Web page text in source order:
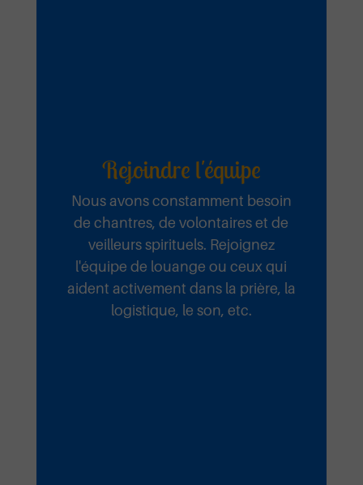
Rejoindre l'équipe
Nous avons constamment besoin
de chantres, de volontaires et de
veilleurs spirituels. Rejoignez
l'équipe de louange ou ceux qui
aident activement dans la prière, la
logistique, le son, etc.